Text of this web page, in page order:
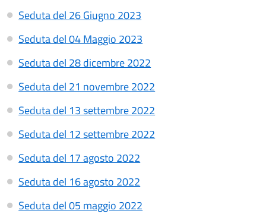
Seduta del 26 Giugno 2023
Seduta del 04 Maggio 2023
Seduta del 28 dicembre 2022
Seduta del 21 novembre 2022
Seduta del 13 settembre 2022
Seduta del 12 settembre 2022
Seduta del 17 agosto 2022
Seduta del 16 agosto 2022
Seduta del 05 maggio 2022